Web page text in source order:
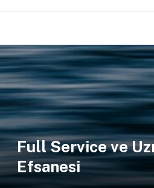
Full Service ve
Efsanesi